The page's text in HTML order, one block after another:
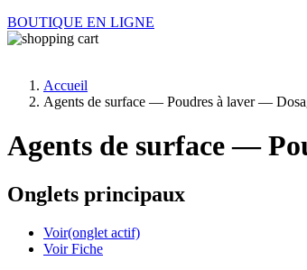
BOUTIQUE EN LIGNE
Accueil
Agents de surface — Poudres à laver —
Agents de surface —
Onglets principaux
Voir(onglet actif)
Voir Fiche